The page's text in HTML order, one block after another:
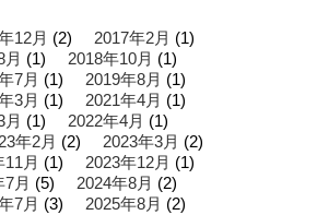
12月 (2) 2017年2月 (1)
(1) 2018年10月 (1)
7月 (1) 2019年8月 (1)
3月 (1) 2021年4月 (1)
(1) 2022年4月 (1)
年2月 (2) 2023年3月 (2)
11月 (1) 2023年12月 (1)
7月 (5) 2024年8月 (2)
7月 (3) 2025年8月 (2)